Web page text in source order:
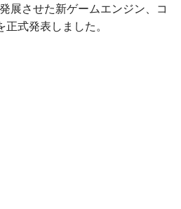
展させた新ゲームエンジン、コ
式発表しました。